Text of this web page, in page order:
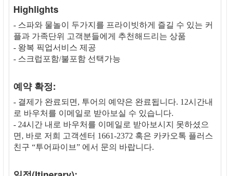
Highlights
- 스파와 물놀이 두가지를 프라이빗하게 즐길 수 있는 커
플과 가족단위 고객분들에게 추천해드리는 상품
- 왕복 픽업서비스 제공
- 스크럽포함/불포함 선택가능
예약 확정:
- 결제가 완료되면, 투어의 예약은 완료됩니다. 12시간내
로 바우처를 이메일로 받아보실 수 있습니다.
- 24시간 내로 바우처를 이메일로 받아보시지 못하셨으
면, 바로 저희 고객센터 1661-2372 혹은 카카오톡 플러스
친구 “투어파이브” 에서 문의 바랍니다.